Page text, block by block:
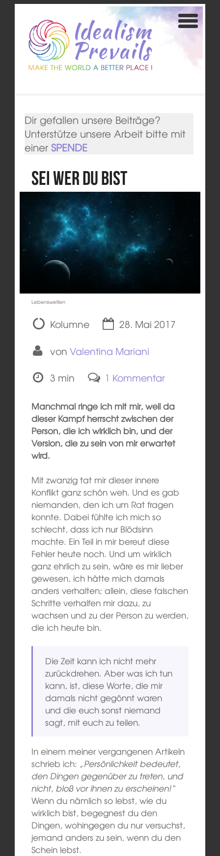
Dir gefallen unsere Beiträge?
Unterstütze unsere Arbeit bitte mit
einer SPENDE
Sei wer du bist
Lebenswelten
Kolumne
28. Mai 2017
von Valentina Mariani
3 min
1 Kommentar
Manchmal ringe ich mit mir, weil da
dieser Kampf herrscht zwischen der
Person, die ich wirklich bin, und der
Version, die zu sein von mir erwartet
wird.
Mit zwanzig tat mir dieser innere
Konflikt ganz schön weh. Und es gab
niemanden, den ich um Rat fragen
konnte. Dabei fühlte ich mich so
schlecht, dass ich nur Blödsinn
machte. Ein Teil in mir bereut diese
Fehler heute noch. Und um wirklich
ganz ehrlich zu sein, wäre es mir lieber
gewesen, ich hätte mich damals
anders verhalten; allein, diese falschen
Schritte verhalfen mir dazu, zu
wachsen und zu der Person zu werden,
die ich heute bin.
Die Zeit kann ich nicht mehr
zurückdrehen. Aber was ich tun
kann, ist, diese Worte, die mir
damals nicht gegönnt waren
und die euch sonst niemand
sagt, mit euch zu teilen.
In einem meiner vergangenen Artikeln
schrieb ich: „Persönlichkeit bedeutet,
den Dingen gegenüber zu treten, und
nicht, bloß vor ihnen zu erscheinen!“
Wenn du nämlich so lebst, wie du
wirklich bist, begegnest du den
Dingen, wohingegen du nur versuchst,
jemand anders zu sein, wenn du den
Schein lebst.